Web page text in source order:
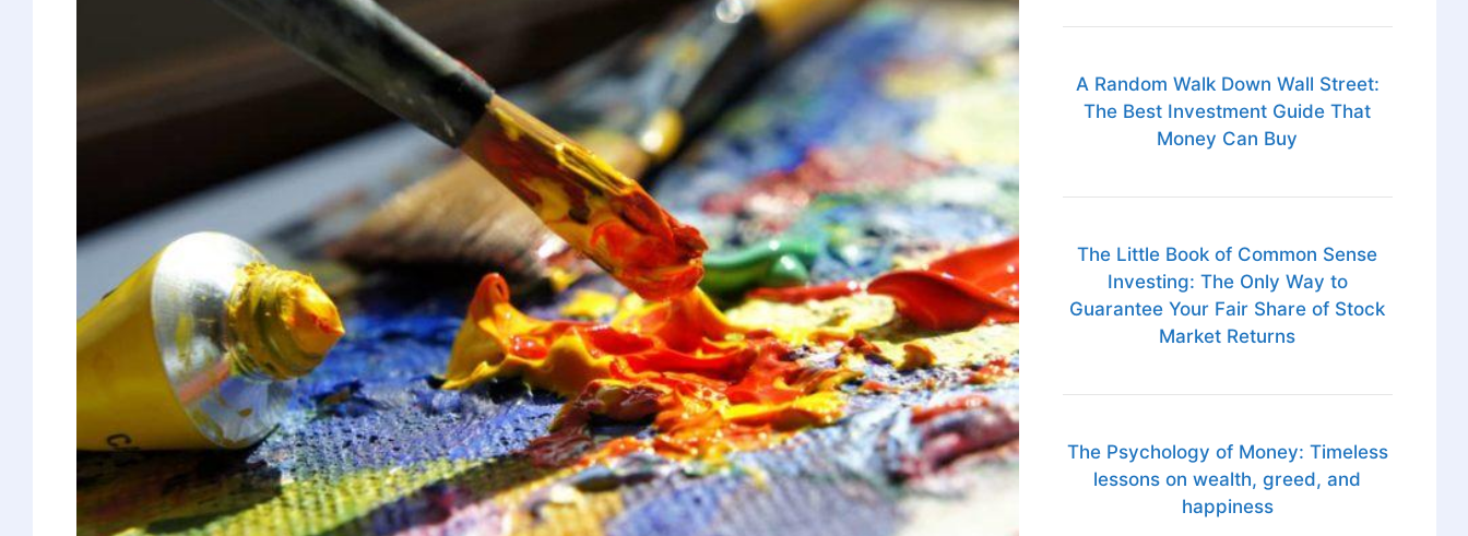
A Random Walk Down Wall Street:
The Best Investment Guide That
Money Can Buy
The Little Book of Common Sense
Investing: The Only Way to
Guarantee Your Fair Share of Stock
Market Returns
The Psychology of Money: Timeless
lessons on wealth, greed, and
happiness